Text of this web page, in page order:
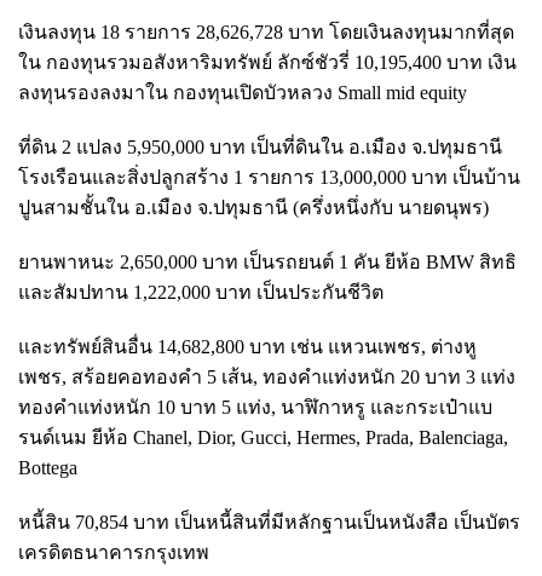
เงินลงทุน 18 รายการ 28,626,728 บาท โดยเงินลงทุนมากที่สุด
ใน กองทุนรวมอสังหาริมทรัพย์ ลักซ์ชัวรี่ 10,195,400 บาท เงิน
ลงทุนรองลงมาใน กองทุนเปิดบัวหลวง Small mid equity
ที่ดิน 2 แปลง 5,950,000 บาท เป็นที่ดินใน อ.เมือง จ.ปทุมธานี
โรงเรือนและสิ่งปลูกสร้าง 1 รายการ 13,000,000 บาท เป็นบ้าน
ปูนสามชั้นใน อ.เมือง จ.ปทุมธานี (ครึ่งหนึ่งกับ นายดนุพร)
ยานพาหนะ 2,650,000 บาท เป็นรถยนต์ 1 คัน ยีห้อ BMW สิทธิ
และสัมปทาน 1,222,000 บาท เป็นประกันชีวิต
และทรัพย์สินอื่น 14,682,800 บาท เช่น แหวนเพชร, ต่างหู
เพชร, สร้อยคอทองคำ 5 เส้น, ทองคำแท่งหนัก 20 บาท 3 แท่ง
ทองคำแท่งหนัก 10 บาท 5 แท่ง, นาฬิกาหรู และกระเป๋าแบ
รนด์เนม ยีห้อ Chanel, Dior, Gucci, Hermes, Prada, Balenciaga,
Bottega
หนี้สิน 70,854 บาท เป็นหนี้สินที่มีหลักฐานเป็นหนังสือ เป็นบัตร
เครดิตธนาคารกรุงเทพ